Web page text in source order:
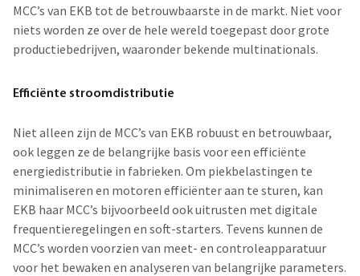
MCC’s van EKB tot de betrouwbaarste in de markt. Niet voor
niets worden ze over de hele wereld toegepast door grote
productiebedrijven, waaronder bekende multinationals.
Efficiënte stroomdistributie
Niet alleen zijn de MCC’s van EKB robuust en betrouwbaar,
ook leggen ze de belangrijke basis voor een efficiënte
energiedistributie in fabrieken. Om piekbelastingen te
minimaliseren en motoren efficiënter aan te sturen, kan
EKB haar MCC’s bijvoorbeeld ook uitrusten met digitale
frequentieregelingen en soft-starters. Tevens kunnen de
MCC’s worden voorzien van meet- en controleapparatuur
voor het bewaken en analyseren van belangrijke parameters.